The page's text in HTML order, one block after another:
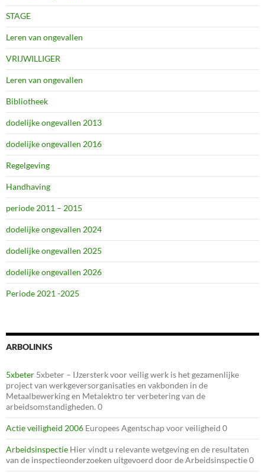
STAGE
Leren van ongevallen
VRIJWILLIGER
Leren van ongevallen
Bibliotheek
dodelijke ongevallen 2013
dodelijke ongevallen 2016
Regelgeving
Handhaving
periode 2011 – 2015
dodelijke ongevallen 2024
dodelijke ongevallen 2025
dodelijke ongevallen 2026
Periode 2021 -2025
ARBOLINKS
5xbeter 5xbeter – IJzersterk voor veilig werk is het gezamenlijke
project van werkgeversorganisaties en vakbonden in de
Metaalbewerking en Metalektro ter verbetering van de
arbeidsomstandigheden. 0
Actie veiligheid 2006 Europees Agentschap voor veiligheid 0
Arbeidsinspectie Hier vindt u relevante wetgeving en de resultaten
van de inspectieonderzoeken uitgevoerd door de Arbeidsinspectie 0